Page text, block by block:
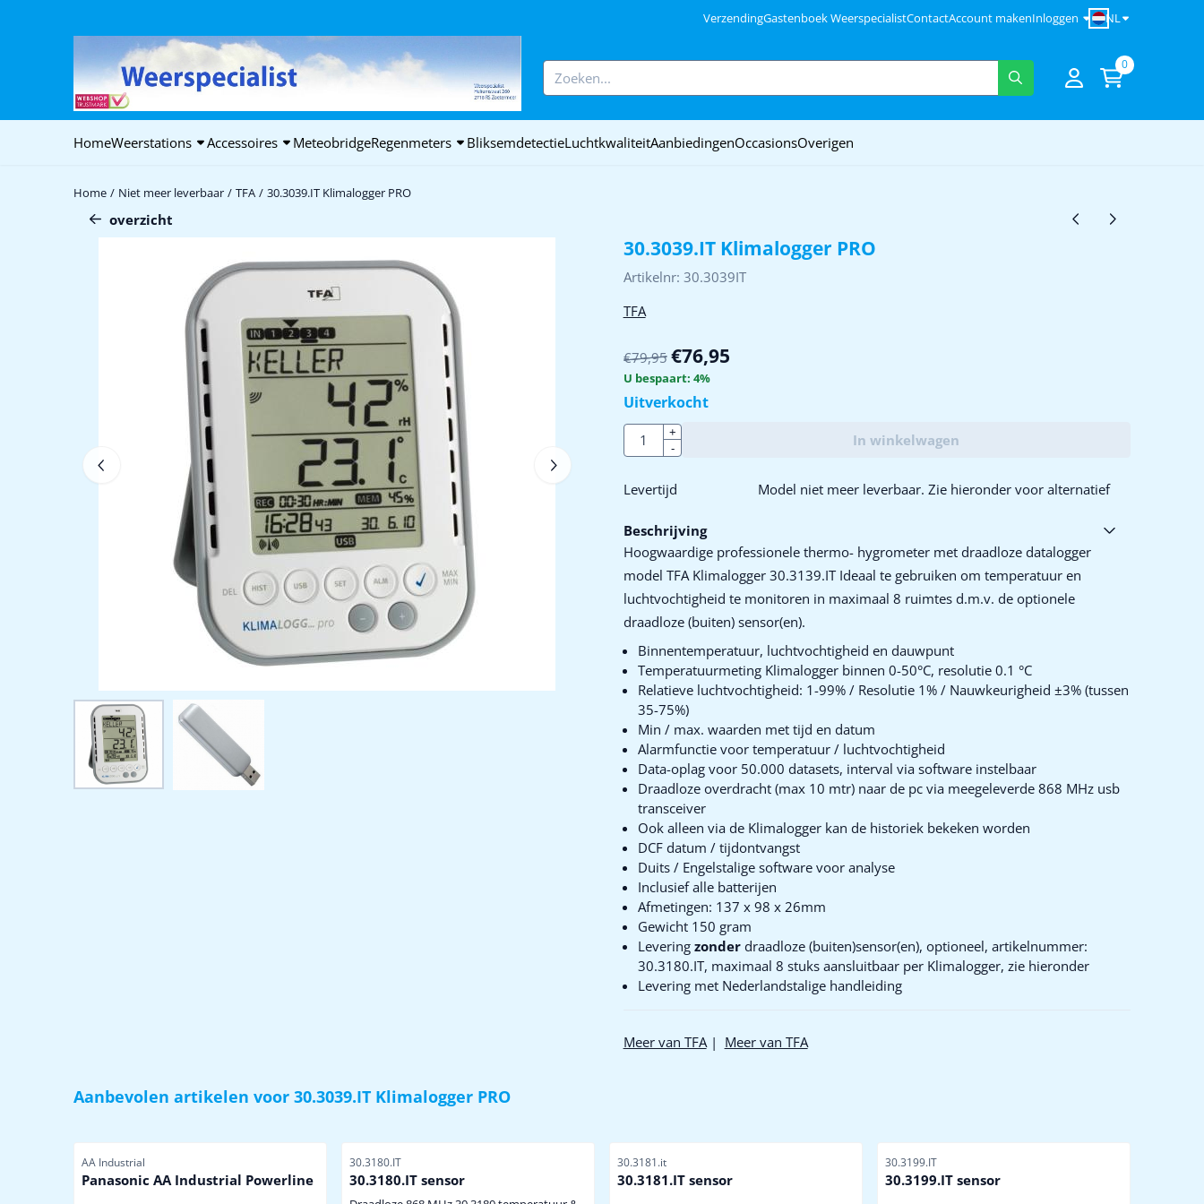
VerzendingGastenboek WeerspecialistContactAccount makenInloggen NL
Zoeken 0
HomeWeerstations Accessoires MeteobridgeRegenmeters BliksemdetectieLuchtkwaliteitAanbiedingenOccasionsOverigen
Home / Niet meer leverbaar / TFA / 30.3039.IT Klimalogger PRO
overzicht
30.3039.IT Klimalogger PRO
Artikelnr: 30.3039IT
TFA
€79,95 €76,95
U bespaart: 4%
Uitverkocht
Aantal
+
-
In winkelwagen
Levertijd Model niet meer leverbaar. Zie hieronder voor alternatief
Beschrijving
Hoogwaardige professionele thermo- hygrometer met draadloze datalogger
model TFA Klimalogger 30.3139.IT Ideaal te gebruiken om temperatuur en
luchtvochtigheid te monitoren in maximaal 8 ruimtes d.m.v. de optionele
draadloze (buiten) sensor(en).
Binnentemperatuur, luchtvochtigheid en dauwpunt
Temperatuurmeting Klimalogger binnen 0-50°C, resolutie 0.1 °C
Relatieve luchtvochtigheid: 1-99% / Resolutie 1% / Nauwkeurigheid ±3% (tussen
35-75%)
Min / max. waarden met tijd en datum
Alarmfunctie voor temperatuur / luchtvochtigheid
Data-oplag voor 50.000 datasets, interval via software instelbaar
Draadloze overdracht (max 10 mtr) naar de pc via meegeleverde 868 MHz usb
transceiver
Ook alleen via de Klimalogger kan de historiek bekeken worden
DCF datum / tijdontvangst
Duits / Engelstalige software voor analyse
Inclusief alle batterijen
Afmetingen: 137 x 98 x 26mm
Gewicht 150 gram
Levering zonder draadloze (buiten)sensor(en), optioneel, artikelnummer:
30.3180.IT, maximaal 8 stuks aansluitbaar per Klimalogger, zie hieronder
Levering met Nederlandstalige handleiding
Meer van TFA| Meer van TFA
Aanbevolen artikelen voor 30.3039.IT Klimalogger PRO
Artikelnummer
AA Industrial
Panasonic AA Industrial Powerline
Artikelnummer
30.3180.IT
30.3180.IT sensor
Artikelnummer
30.3181.it
30.3181.IT sensor
Artikelnummer
30.3199.IT
30.3199.IT sensor